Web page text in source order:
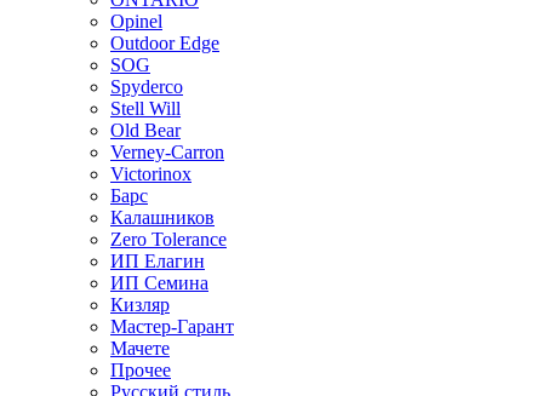
Opinel
Outdoor Edge
SOG
Spyderco
Stell Will
Old Bear
Verney-Carron
Victorinox
Барс
Калашников
Zero Tolerance
ИП Елагин
ИП Семина
Кизляр
Мастер-Гарант
Мачете
Прочее
Русский стиль